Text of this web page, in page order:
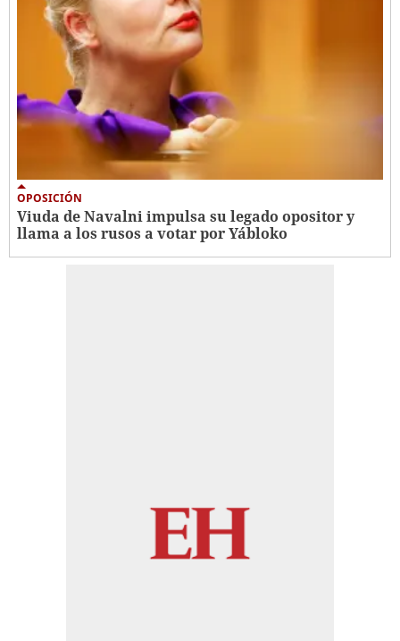
OPOSICIÓN
Viuda de Navalni impulsa su legado opositor y
llama a los rusos a votar por Yábloko